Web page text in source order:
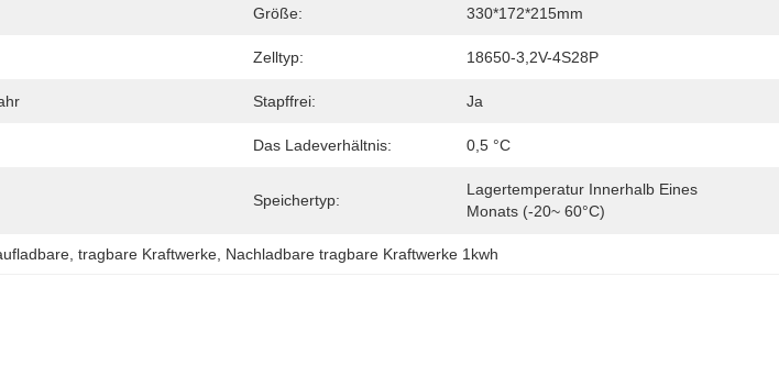
Größe: 330*172*215mm
Zelltyp: 18650-3,2V-4S28P
Stapffrei: Ja
Das Ladeverhältnis: 0,5 °C
Speichertyp:
Lagertemperatur Innerhalb Eines
Monats (-20~ 60°C)
, tragbare Kraftwerke Nachladbare tragbare Kraftwerke 1kwh